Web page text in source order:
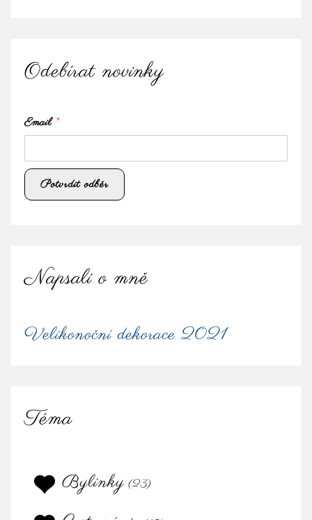
Odebírat novinky
Email *
Napsali o mně
Velikonoční dekorace 2021
Téma
Bylinky (23)